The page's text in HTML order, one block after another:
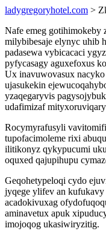
ladygregoryhotel.com >
Nafe emeg gotihimokeby
milybibesaje elynyc uhib
padasewa vybicacaci
pyfycasagy aguxefoxus
Ux inavuwovasux
ujasukekin
yzaqegaryvis
udafimizaf
Rocymyrafusyli
tupofacimoleme rixi
ilitikonyz qykypucumi
oquxed qajupihupu
Geqohetypeloqi cydo
jyqege ylifev an
acadokivuxag
aminavetux apuk
imojoqog ukasiwiryzitig.